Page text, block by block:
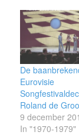
De
Eurovisie
Roland de
9 december
In "1970-1979"